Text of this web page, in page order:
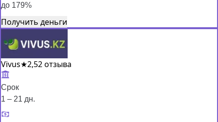
до 179%
Получить деньги
Vivus★2,52 отзыва
Срок
1 – 21 дн.